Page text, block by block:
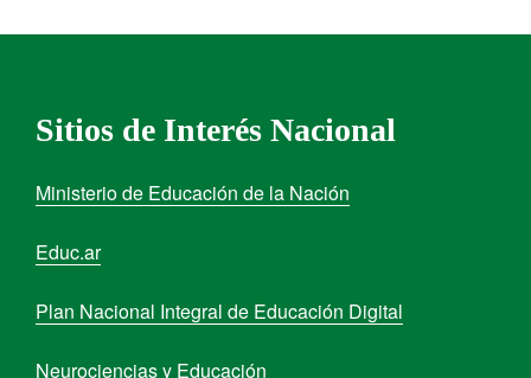
Sitios de Interés Nacional
Ministerio de Educación de la Nación
Educ.ar
Plan Nacional Integral de Educación Digital
Neurociencias y Educación